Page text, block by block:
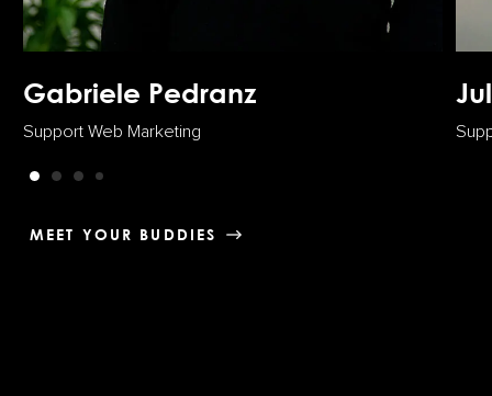
Gabriele Pedranz
Support Web Marketing
MEET YOUR BUDDIES